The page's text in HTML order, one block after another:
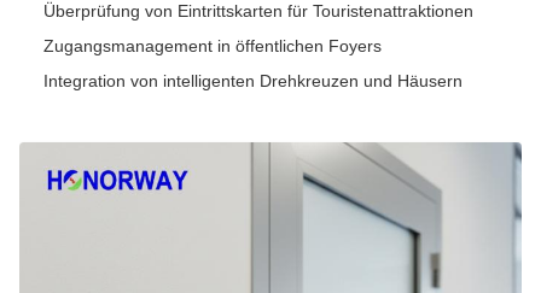
Überprüfung von Eintrittskarten für Touristenattraktionen
Zugangsmanagement in öffentlichen Foyers
Integration von intelligenten Drehkreuzen und Häusern